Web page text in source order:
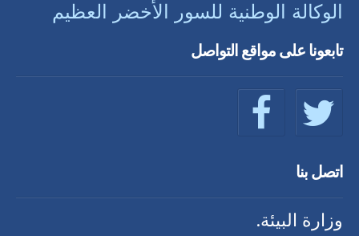
الوكالة الوطنية للسور الأخضر العظيم
تابعونا على مواقع التواصل
اتصل بنا
وزارة البيئة.